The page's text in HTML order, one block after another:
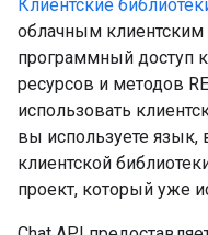
Клиентские
облачным клиентским
программный доступ
ресурсов и методов
использовать
вы используете язык,
клиентской
проект, который уже